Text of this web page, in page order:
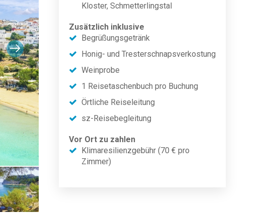
Kloster, Schmetterlingstal
Zusätzlich inklusive
Begrüßungsgetränk
Honig- und Tresterschnapsverkostung
Weinprobe
1 Reisetaschenbuch pro Buchung
Örtliche Reiseleitung
sz-Reisebegleitung
Vor Ort zu zahlen
Klimaresilienzgebühr (70 € pro
Zimmer)